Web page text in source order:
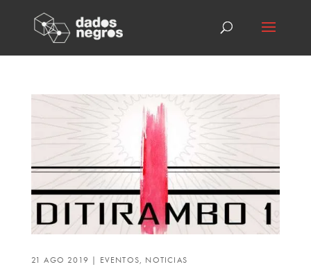
21 AGO 2019 | EVENTOS, NOTICIAS